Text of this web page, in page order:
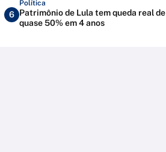
6
Política
Patrimônio de Lula tem queda real de
quase 50% em 4 anos